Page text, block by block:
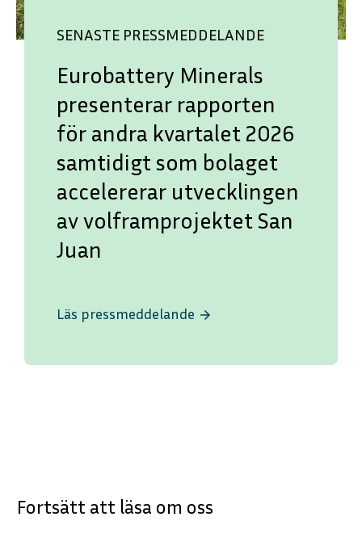
SENASTE PRESSMEDDELANDE
Eurobattery Minerals
presenterar rapporten
för andra kvartalet 2026
samtidigt som bolaget
accelererar utvecklingen
av volframprojektet San
Juan
Läs pressmeddelande arrow_forward
Fortsätt att läsa om oss